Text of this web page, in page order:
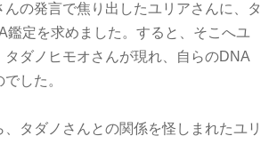
んの発言で焦り出したユリアさんに、タ
鑑定を求めました。すると、そこへユ
タダノヒモオさんが現れ、自らのDNA
した。
、タダノさんとの関係を怪しまれたユリ